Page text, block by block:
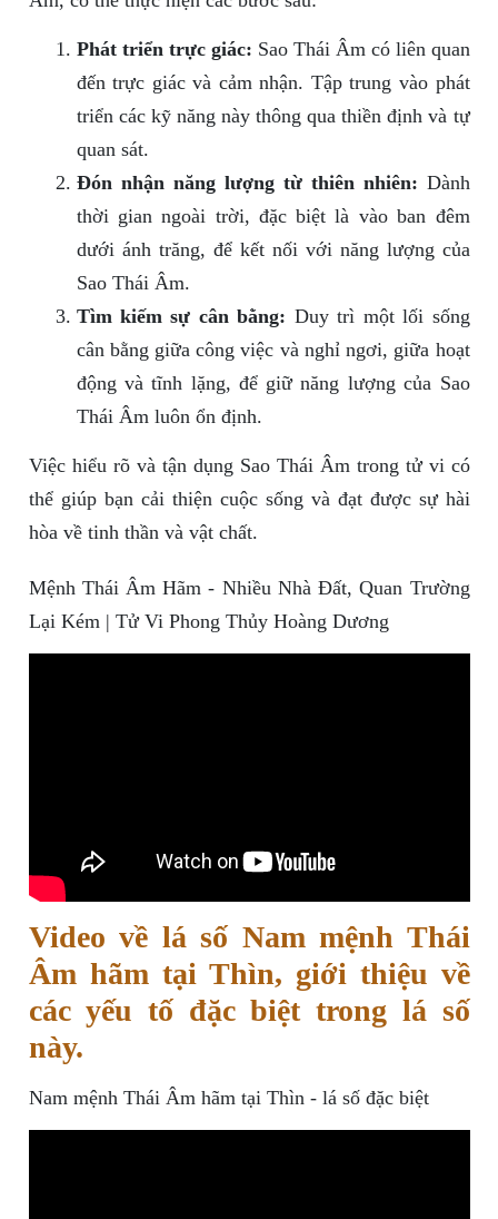
Phát triển trực giác: Sao Thái Âm có liên quan
đến trực giác và cảm nhận. Tập trung vào phát
triển các kỹ năng này thông qua thiền định và tự
quan sát.
Đón nhận năng lượng từ thiên nhiên: Dành
thời gian ngoài trời, đặc biệt là vào ban đêm
dưới ánh trăng, để kết nối với năng lượng của
Sao Thái Âm.
Tìm kiếm sự cân bằng: Duy trì một lối sống
cân bằng giữa công việc và nghỉ ngơi, giữa hoạt
động và tĩnh lặng, để giữ năng lượng của Sao
Thái Âm luôn ổn định.
Việc hiểu rõ và tận dụng Sao Thái Âm trong tử vi có
thể giúp bạn cải thiện cuộc sống và đạt được sự hài
hòa về tinh thần và vật chất.
Mệnh Thái Âm Hãm - Nhiều Nhà Đất, Quan Trường
Lại Kém | Tử Vi Phong Thủy Hoàng Dương
Video về lá số Nam mệnh Thái
Âm hãm tại Thìn, giới thiệu về
các yếu tố đặc biệt trong lá số
này.
Nam mệnh Thái Âm hãm tại Thìn - lá số đặc biệt